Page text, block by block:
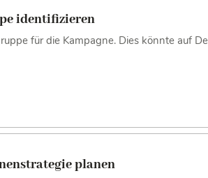
identifizieren
für die Kampagne. Dies könnte auf
planen